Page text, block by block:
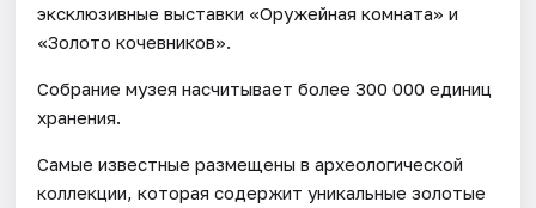
эксклюзивные выставки «Оружейная комната» и
«Золото кочевников».
Собрание музея насчитывает более 300 000 единиц
хранения.
Самые известные размещены в археологической
коллекции, которая содержит уникальные золотые